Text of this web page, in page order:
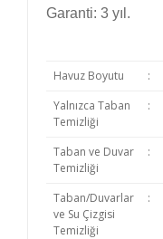
Garanti: 3 yıl.
Havuz Boyutu :
Yalnızca Taban
Temizliği
:
Taban ve Duvar
Temizliği
:
Taban/Duvarlar
ve Su Çizgisi
Temizliği
: